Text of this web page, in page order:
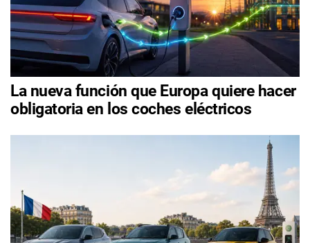
La nueva función que Europa quiere hacer
obligatoria en los coches eléctricos